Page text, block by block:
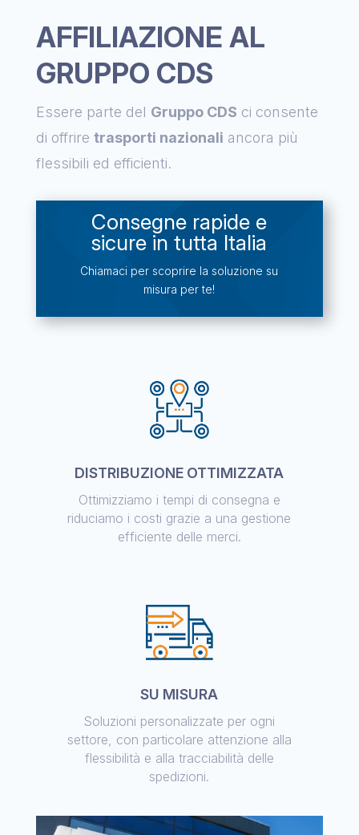
AFFILIAZIONE AL
GRUPPO CDS
Essere parte del Gruppo CDS ci consente
di offrire trasporti nazionali ancora più
flessibili ed efficienti.
Consegne rapide e
sicure in tutta Italia
Chiamaci per scoprire la soluzione su
misura per te!
DISTRIBUZIONE OTTIMIZZATA
Ottimizziamo i tempi di consegna e
riduciamo i costi grazie a una gestione
efficiente delle merci.
SU MISURA
Soluzioni personalizzate per ogni
settore, con particolare attenzione alla
flessibilità e alla tracciabilità delle
spedizioni.